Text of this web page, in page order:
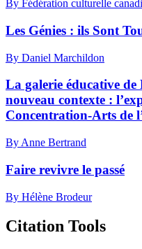
By Fédération culturelle
Les Génies : ils Sont
By Daniel Marchildon
La galerie éducative
nouveau contexte :
Concentration-Arts de
By Anne Bertrand
Faire revivre le passé
By Hélène Brodeur
Citation Tools